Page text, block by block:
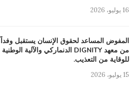
16 يوليو، 2026
المفوض المساعد لحقوق الإنسان يستقبل وفداً
من معهد DIGNITY الدنماركي والآلية الوطنية
للوقاية من التعذيب.
15 يوليو، 2026